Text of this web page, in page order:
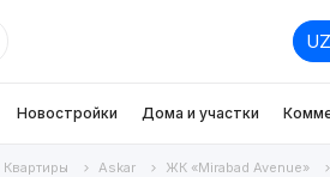
Новостройки Дома и участки
Askar ЖК «Mirabad Avenue»